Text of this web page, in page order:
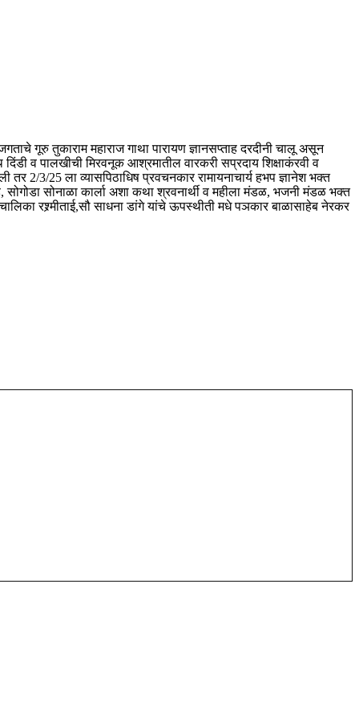
गूरु तुकाराम महाराज गाथा पारायण ज्ञानसप्ताह दरदीनी चालू असून
दिंडी व पालखीची मिरवनूक आश्रमातील वारकरी सप्रदाय शिक्षाकंरवी व
2/3/25 ला व्यासपिठाधिष प्रवचनकार रामायनाचार्य हभप ज्ञानेश भक्त
सोगोडा सोनाळा कार्ला अशा कथा श्रवनार्थी व महीला मंडळ, भजनी मंडळ भक्त
रश्र्मीताई,सौ साधना डांगे यांचे ऊपस्थीती मधे पञकार बाळासाहेब नेरकर